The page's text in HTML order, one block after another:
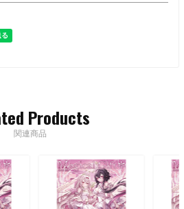
Products
関連商品